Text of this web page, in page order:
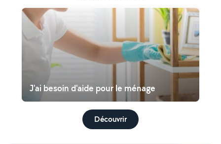
J'ai besoin d'aide pour le ménage
Découvrir